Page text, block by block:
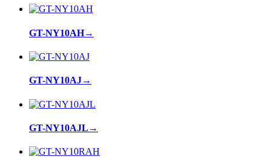
GT-NY10AH→
GT-NY10AJ→
GT-NY10AJL →